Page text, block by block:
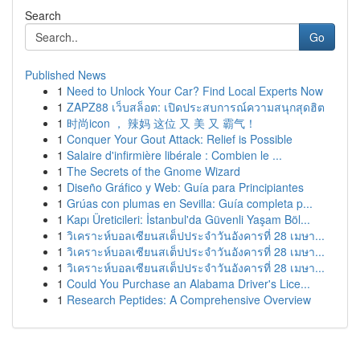
Search
Go
Published News
1 Need to Unlock Your Car? Find Local Experts Now
1 ZAPZ88 เว็บสล็อต: เปิดประสบการณ์ความสนุกสุดฮิต
1 时尚icon ， 辣妈 这位 又 美 又 霸气！
1 Conquer Your Gout Attack: Relief is Possible
1 Salaire d'infirmière libérale : Combien le ...
1 The Secrets of the Gnome Wizard
1 Diseño Gráfico y Web: Guía para Principiantes
1 Grúas con plumas en Sevilla: Guía completa p...
1 Kapı Üreticileri: İstanbul'da Güvenli Yaşam Böl...
1 วิเคราะห์บอลเซียนสเต็ปประจำวันอังคารที่ 28 เมษา...
1 วิเคราะห์บอลเซียนสเต็ปประจำวันอังคารที่ 28 เมษา...
1 วิเคราะห์บอลเซียนสเต็ปประจำวันอังคารที่ 28 เมษา...
1 Could You Purchase an Alabama Driver's Lice...
1 Research Peptides: A Comprehensive Overview